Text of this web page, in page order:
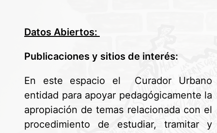
Datos Abiertos:
Publicaciones y sitios de interés:
En este espacio el Curador Urbano
entidad para apoyar pedagógicamente la
apropiación de temas relacionada con el
procedimiento de estudiar, tramitar y